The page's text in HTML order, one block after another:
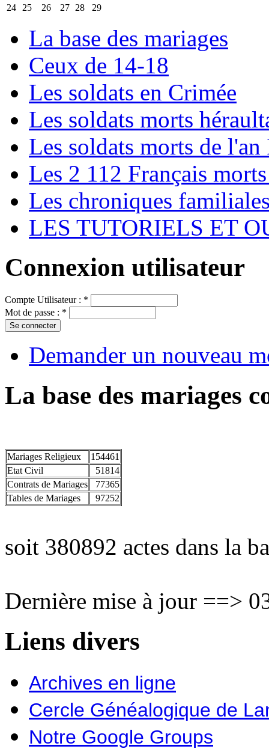
24
25 26 27 28 29
La base des mariages
Ceux de 14-18
Les soldats en Crimée
Les soldats morts
Les soldats morts de
Les 2 112 Français
Les chroniques
LES TUTORIELS ET
Connexion utilisateur
Compte Utilisateur : *
Mot de passe : *
Demander un nouveau
La base des mariages
Mariages Religieux
154461
Etat Civil
51814
Contrats de Mariages
77365
Tables de Mariages
97252
soit 380892 actes dans la
Dernière mise à jour ==>
Liens divers
Archives en ligne
Cercle Généalogique de
Notre Google Groups